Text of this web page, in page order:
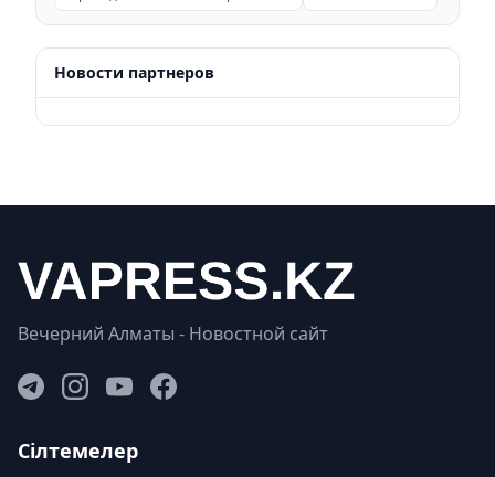
Новости партнеров
Вечерний Алматы - Новостной сайт
Сілтемелер